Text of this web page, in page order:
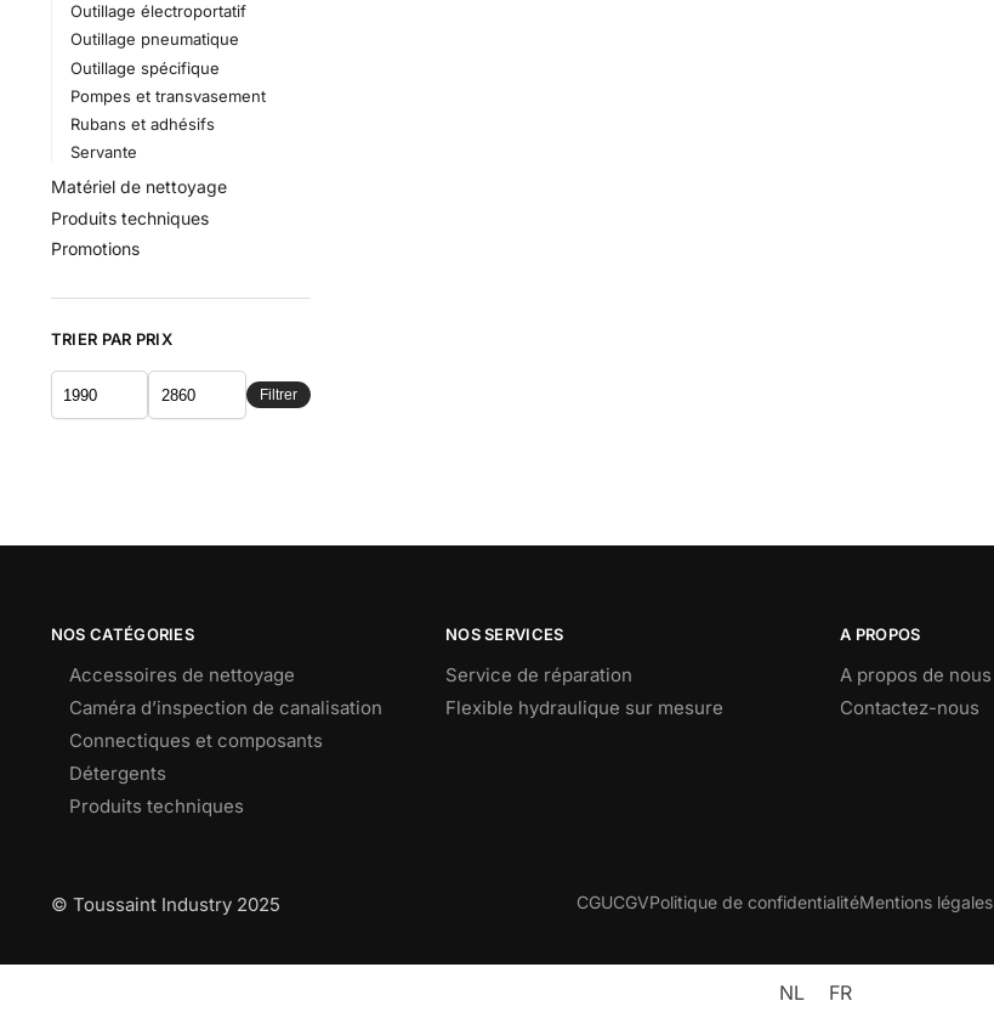
Outillage électroportatif
Outillage pneumatique
Outillage spécifique
Pompes et transvasement
Rubans et adhésifs
Servante
Matériel de nettoyage
Produits techniques
Promotions
TRIER PAR PRIX
Filtrer
NOS CATÉGORIES
Accessoires de nettoyage
Caméra d’inspection de canalisation
Connectiques et composants
Détergents
Produits techniques
NOS SERVICES
Service de réparation
Flexible hydraulique sur mesure
A PROPOS
A propos de nous
Contactez-nous
© Toussaint Industry 2025 CGUCGVPolitique de confidentialitéMentions légales
NL FR